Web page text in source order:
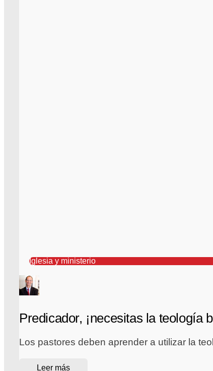
Iglesia y ministerio
Predicador, ¡necesitas la teología
Los pastores deben aprender a utilizar la
Leer más